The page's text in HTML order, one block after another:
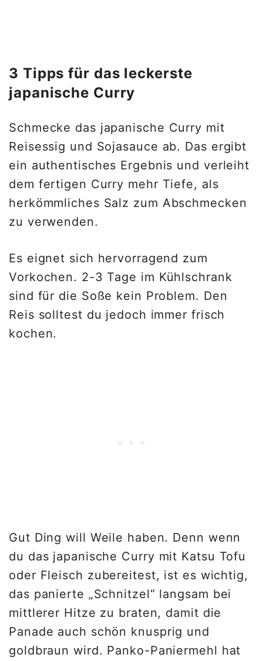
3 Tipps für das leckerste
japanische Curry
Schmecke das japanische Curry mit
Reisessig und Sojasauce ab. Das ergibt
ein authentisches Ergebnis und verleiht
dem fertigen Curry mehr Tiefe, als
herkömmliches Salz zum Abschmecken
zu verwenden.
Es eignet sich hervorragend zum
Vorkochen. 2-3 Tage im Kühlschrank
sind für die Soße kein Problem. Den
Reis solltest du jedoch immer frisch
kochen.
Gut Ding will Weile haben. Denn wenn
du das japanische Curry mit Katsu Tofu
oder Fleisch zubereitest, ist es wichtig,
das panierte „Schnitzel“ langsam bei
mittlerer Hitze zu braten, damit die
Panade auch schön knusprig und
goldbraun wird. Panko-Paniermehl hat